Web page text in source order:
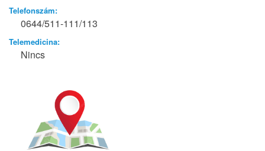
Telefonszám:
0644/511-111/113
Telemedicina:
Nincs